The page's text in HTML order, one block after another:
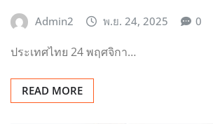
Admin2 พ.ย. 24, 2025 0
ประเทศไทย 24 พฤศจิกา…
READ MORE